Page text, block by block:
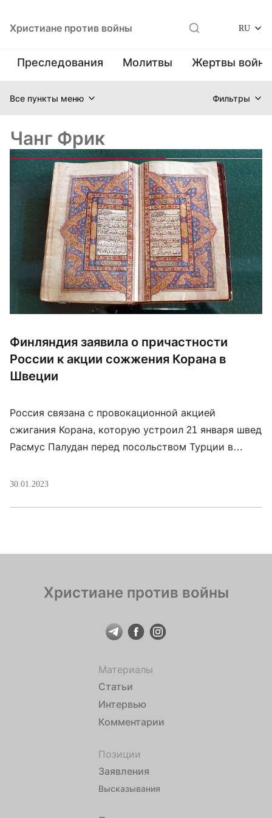
Христиане против войны RU
Преследования Молитвы Жертвы
Все пункты меню Фильтры
Чанг Фрик
Финляндия заявила о причастности
России к акции сожжения Корана в
Швеции
Россия связана с провокационной акцией
сжигания Корана, которую устроил 21 января швед
Расмус Палудан перед посольством Турции в
отношения между Швецией и Турцией, которые
30.01.2023
Христиане против войны
Материалы
Статьи
Интервью
Комментарии
Позиции
Заявления
Высказывания